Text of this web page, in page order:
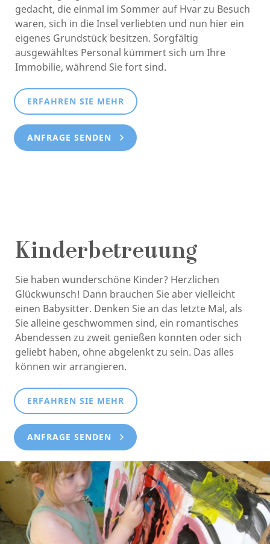
gedacht, die einmal im Sommer auf Hvar zu Besuch
waren, sich in die Insel verliebten und nun hier ein
eigenes Grundstück besitzen. Sorgfältig
ausgewähltes Personal kümmert sich um Ihre
Immobilie, während Sie fort sind.
ERFAHREN SIE MEHR
ANFRAGE SENDEN
Kinderbetreuung
Sie haben wunderschöne Kinder? Herzlichen
Glückwunsch! Dann brauchen Sie aber vielleicht
einen Babysitter. Denken Sie an das letzte Mal, als
Sie alleine geschwommen sind, ein romantisches
Abendessen zu zweit genießen konnten oder sich
geliebt haben, ohne abgelenkt zu sein. Das alles
können wir arrangieren.
ERFAHREN SIE MEHR
ANFRAGE SENDEN